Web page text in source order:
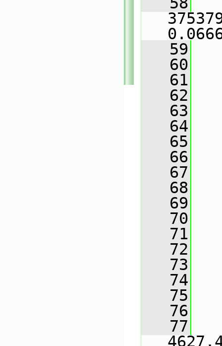
   59
   60
   61
   62
   63
   64
   65
   66
   67
   68
   69
   70
   71
   72
   73
   74
   75
   76
   77